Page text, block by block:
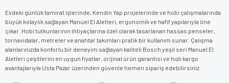
Evdeki günlük tamirat işlerinde, Kendin Yap projelerinde ve hobi çalışmalarında
büyük kolaylık sağlayan Manuel El Aletleri, ergonomik ve hafif yapılarıyla öne
çıkar. Hobi tutkunlarının ihtiyaçlarına özel olarak tasarlanan hassas penseler,
tornavidalar, metreler ve anahtar takımları pratik bir kullanım sunar. Çalışma
alanlarınızda konforlu bir deneyim sağlayan kaliteli Bosch yeşil seri Manuel El
Aletleri çeşitlerini en uygun fiyatlar, orijinal ürün garantisi ve hızlı kargo
avantajlarıyla Usta Pazar üzerinden güvenle hemen sipariş edebilirsiniz.